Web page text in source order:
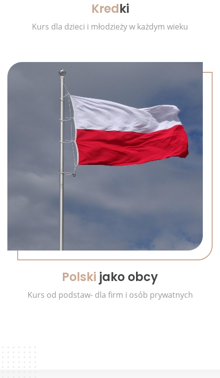
Kredki
Kurs dla dzieci i młodzieży w każdym wieku
Polski jako obcy
Kurs od podstaw- dla firm i osób prywatnych